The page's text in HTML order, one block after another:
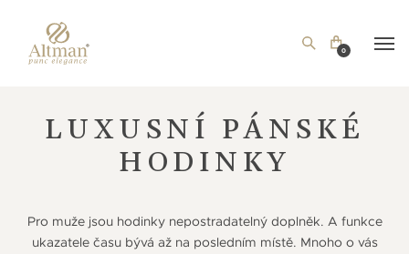
0
LUXUSNÍ PÁNSKÉ
HODINKY
Pro muže jsou hodinky nepostradatelný doplněk. A funkce
ukazatele času bývá až na posledním místě. Mnoho o vás